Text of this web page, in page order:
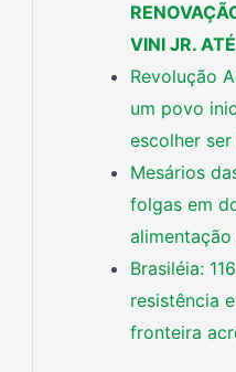
VINI JR.
Revolução
um povo
escolher
Mesários
folgas em
Brasiléia:
resistência
fronteira